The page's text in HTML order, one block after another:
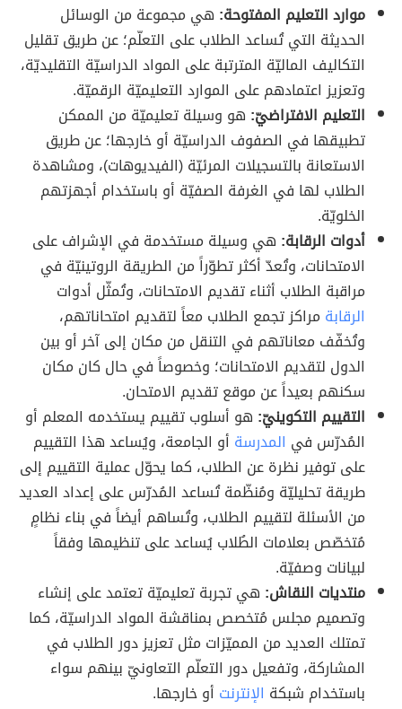
موارد التعليم المفتوحة: هي مجموعة من الوسائل
الحديثة التي تُساعد الطلاب على التعلّم؛ عن طريق تقليل
التكاليف الماليّة المترتبة على المواد الدراسيّة التقليديّة،
وتعزيز اعتمادهم على الموارد التعليميّة الرقميّة.
التعليم الافتراضيّ: هو وسيلة تعليميّة من الممكن
تطبيقها في الصفوف الدراسيّة أو خارجها؛ عن طريق
الاستعانة بالتسجيلات المرئيّة (الفيديوهات)، ومشاهدة
الطلاب لها في الغرفة الصفيّة أو باستخدام أجهزتهم
الخلويّة.
أدوات الرقابة: هي وسيلة مستخدمة في الإشراف على
الامتحانات، وتُعدّ أكثر تطوّراً من الطريقة الروتينيّة في
مراقبة الطلاب أثناء تقديم الامتحانات، وتُمثّل أدوات
الرقابة مراكز تجمع الطلاب معاً لتقديم امتحاناتهم،
وتُخفّف معاناتهم في التنقل من مكان إلى آخر أو بين
الدول لتقديم الامتحانات؛ وخصوصاً في حال كان مكان
سكنهم بعيداً عن موقع تقديم الامتحان.
التقييم التكوينيّ: هو أسلوب تقييم يستخدمه المعلم أو
المُدرّس في المدرسة أو الجامعة، ويُساعد هذا التقييم
على توفير نظرة عن الطلاب، كما يحوّل عملية التقييم إلى
طريقة تحليليّة ومُنظّمة تُساعد المُدرّس على إعداد العديد
من الأسئلة لتقييم الطلاب، وتُساهم أيضاً في بناء نظامٍ
مُتخصّص بعلامات الطُلاب يُساعد على تنظيمها وفقاً
لبيانات وصفيّة.
منتديات النقاش: هي تجربة تعليميّة تعتمد على إنشاء
وتصميم مجلس مُتخصص بمناقشة المواد الدراسيّة، كما
تمتلك العديد من المميّزات مثل تعزيز دور الطلاب في
المشاركة، وتفعيل دور التعلّم التعاونيّ بينهم سواء
باستخدام شبكة الإنترنت أو خارجها.